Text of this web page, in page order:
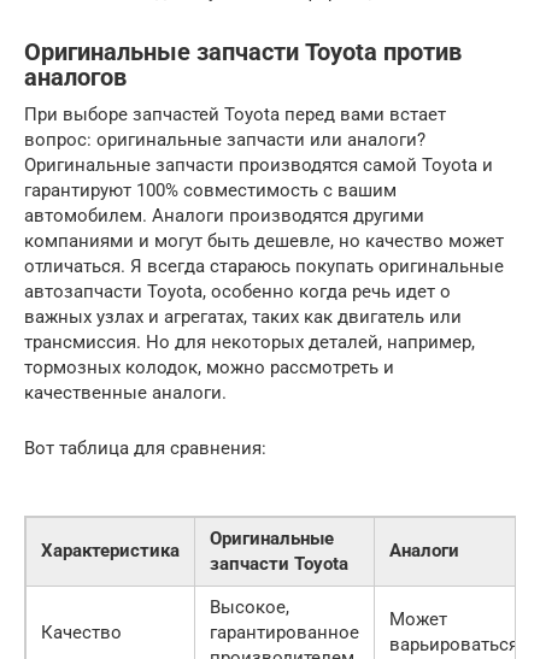
Оригинальные запчасти Toyota против
аналогов
При выборе запчастей Toyota перед вами встает
вопрос: оригинальные запчасти или аналоги?
Оригинальные запчасти производятся самой Toyota и
гарантируют 100% совместимость с вашим
автомобилем. Аналоги производятся другими
компаниями и могут быть дешевле, но качество может
отличаться. Я всегда стараюсь покупать оригинальные
автозапчасти Toyota, особенно когда речь идет о
важных узлах и агрегатах, таких как двигатель или
трансмиссия. Но для некоторых деталей, например,
тормозных колодок, можно рассмотреть и
качественные аналоги.
Вот таблица для сравнения:
Характеристика
Оригинальные
запчасти Toyota
Аналоги
Качество
Высокое,
гарантированное
Может
варьироваться